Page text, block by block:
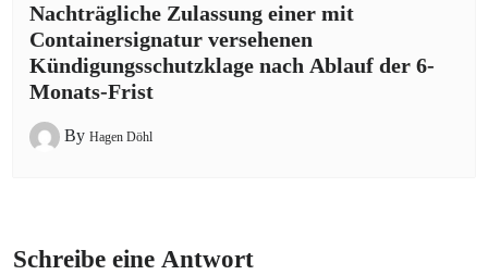
Nachträgliche Zulassung einer mit
Containersignatur versehenen
Kündigungsschutzklage nach Ablauf der 6-
Monats-Frist
By Hagen Döhl
Schreibe eine Antwort